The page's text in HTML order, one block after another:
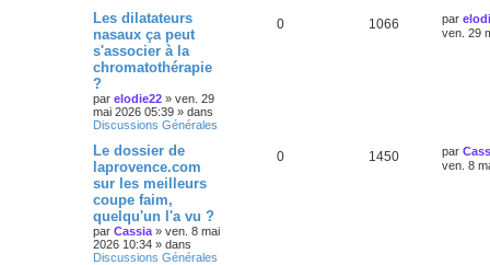
Les dilatateurs
nasaux ça peut
s'associer à la
chromatothérapie
?
par elodie22 » ven. 29
mai 2026 05:39 » dans
Discussions Générales
0 1066 par
ven. 29
Le dossier de
laprovence.com
sur les meilleurs
coupe faim,
quelqu'un l'a vu ?
par Cassia » ven. 8 mai
2026 10:34 » dans
Discussions Générales
0 1450 par
ven. 8